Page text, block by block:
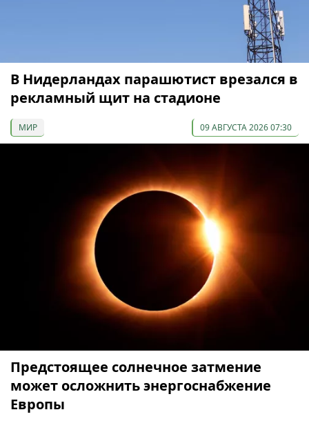
В Нидерландах парашютист врезался в
рекламный щит на стадионе
МИР 09 АВГУСТА 2026 07:30
Предстоящее солнечное затмение
может осложнить энергоснабжение
Европы